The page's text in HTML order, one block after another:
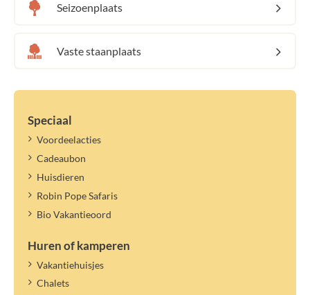
Seizoenplaats
Vaste staanplaats
Speciaal
Voordeelacties
Cadeaubon
Huisdieren
Robin Pope Safaris
Bio Vakantieoord
Huren of kamperen
Vakantiehuisjes
Chalets